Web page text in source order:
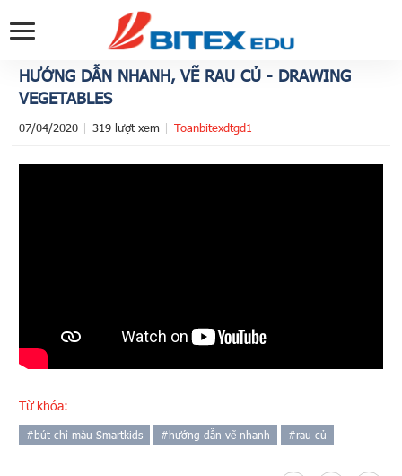
HƯỚNG DẪN NHANH, VẼ RAU CỦ - DRAWING
VEGETABLES
07/04/2020 319 lượt xem Toanbitexdtgd1
Từ khóa:
# bút chì màu Smartkids # hướng dẫn vẽ nhanh #rau củ